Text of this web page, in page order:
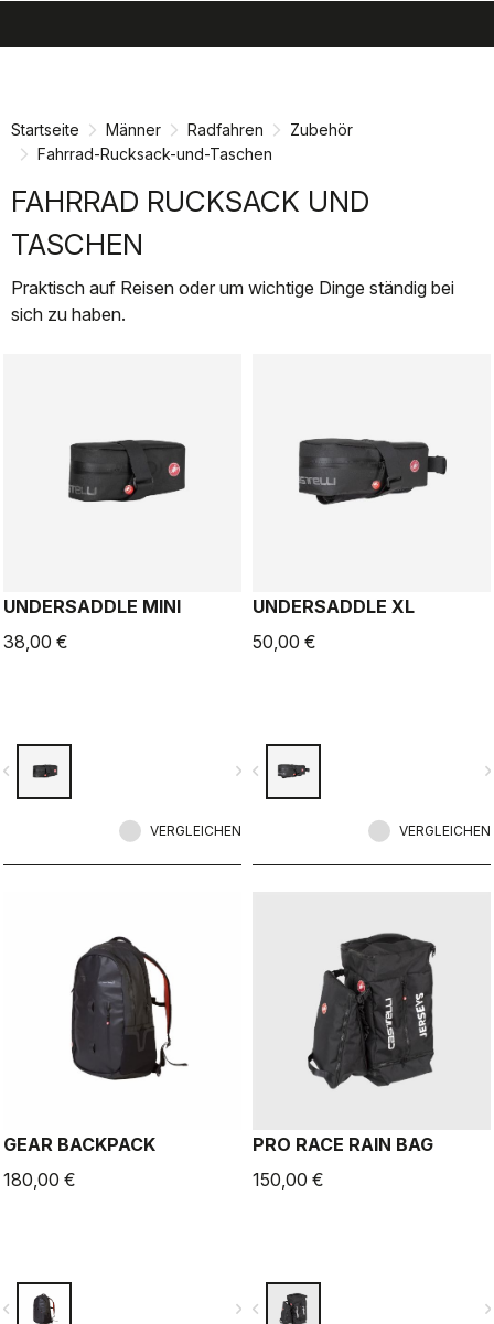
Startseite Männer Radfahren
Zubehör
Fahrrad-Rucksack-und-Taschen
FAHRRAD RUCKSACK UND
TASCHEN
Praktisch auf Reisen oder um wichtige Dinge ständig bei
sich zu haben.
UNDERSADDLE MINI
38,00 €
navigate_next
VERGLEICHEN
UNDERSADDLE XL
50,00 €
navigate_before
VERGLEICHEN
GEAR BACKPACK
180,00 €
navigate_next
PRO RACE RAIN BAG
150,00 €
navigate_before